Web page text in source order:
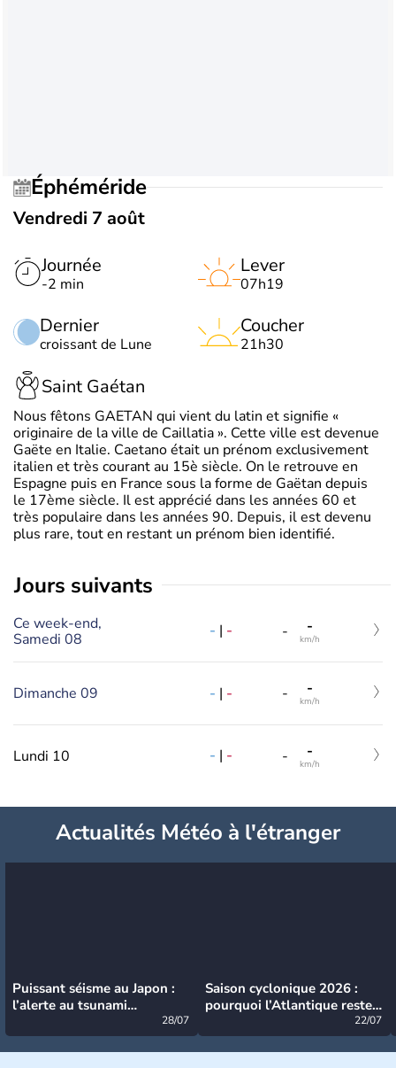
Éphéméride
Vendredi 7 août
Journée
-2 min
Dernier
croissant de Lune
Lever
07h19
Coucher
21h30
Saint Gaétan
Nous fêtons GAETAN qui vient du latin et signifie «
originaire de la ville de Caillatia ». Cette ville est devenue
Gaëte en Italie. Caetano était un prénom exclusivement
italien et très courant au 15è siècle. On le retrouve en
Espagne puis en France sous la forme de Gaëtan depuis
le 17ème siècle. Il est apprécié dans les années 60 et
très populaire dans les années 90. Depuis, il est devenu
plus rare, tout en restant un prénom bien identifié.
jours suivants
Ce week-end,
Samedi 08
- | - - -
km/h
Dimanche 09 - | - - -
km/h
Lundi 10 - | - - -
km/h
Actualités Météo à l'étranger
Puissant séisme au Japon :
l’alerte au tsunami
28/07
Saison cyclonique 2026 :
pourquoi l’Atlantique reste
22/07